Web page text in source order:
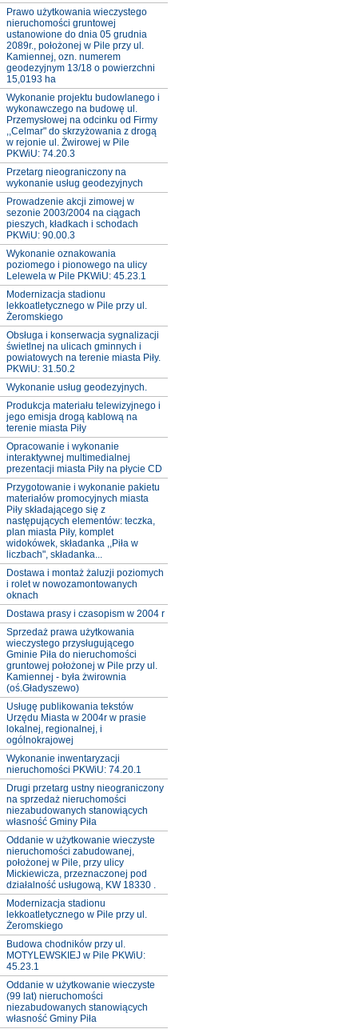
Prawo użytkowania wieczystego
nieruchomości gruntowej
ustanowione do dnia 05 grudnia
2089r., położonej w Pile przy ul.
Kamiennej, ozn. numerem
geodezyjnym 13/18 o powierzchni
15,0193 ha
Wykonanie projektu budowlanego i
wykonawczego na budowę ul.
Przemysłowej na odcinku od Firmy
,,Celmar" do skrzyżowania z drogą
w rejonie ul. Żwirowej w Pile
PKWiU: 74.20.3
Przetarg nieograniczony na
wykonanie usług geodezyjnych
Prowadzenie akcji zimowej w
sezonie 2003/2004 na ciągach
pieszych, kładkach i schodach
PKWiU: 90.00.3
Wykonanie oznakowania
poziomego i pionowego na ulicy
Lelewela w Pile PKWiU: 45.23.1
Modernizacja stadionu
lekkoatletycznego w Pile przy ul.
Żeromskiego
Obsługa i konserwacja sygnalizacji
świetlnej na ulicach gminnych i
powiatowych na terenie miasta Piły.
PKWiU: 31.50.2
Wykonanie usług geodezyjnych.
Produkcja materiału telewizyjnego i
jego emisja drogą kablową na
terenie miasta Piły
Opracowanie i wykonanie
interaktywnej multimedialnej
prezentacji miasta Piły na płycie CD
Przygotowanie i wykonanie pakietu
materiałów promocyjnych miasta
Piły składającego się z
następujących elementów: teczka,
plan miasta Piły, komplet
widokówek, składanka ,,Piła w
liczbach", składanka...
Dostawa i montaż żaluzji poziomych
i rolet w nowozamontowanych
oknach
Dostawa prasy i czasopism w 2004 r
Sprzedaż prawa użytkowania
wieczystego przysługującego
Gminie Piła do nieruchomości
gruntowej położonej w Pile przy ul.
Kamiennej - była żwirownia
(oś.Gładyszewo)
Usługę publikowania tekstów
Urzędu Miasta w 2004r w prasie
lokalnej, regionalnej, i
ogólnokrajowej
Wykonanie inwentaryzacji
nieruchomości PKWiU: 74.20.1
Drugi przetarg ustny nieograniczony
na sprzedaż nieruchomości
niezabudowanych stanowiących
własność Gminy Piła
Oddanie w użytkowanie wieczyste
nieruchomości zabudowanej,
położonej w Pile, przy ulicy
Mickiewicza, przeznaczonej pod
działalność usługową, KW 18330 .
Modernizacja stadionu
lekkoatletycznego w Pile przy ul.
Żeromskiego
Budowa chodników przy ul.
MOTYLEWSKIEJ w Pile PKWiU:
45.23.1
Oddanie w użytkowanie wieczyste
(99 lat) nieruchomości
niezabudowanych stanowiących
własność Gminy Piła